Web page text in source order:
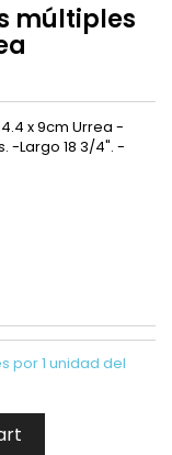
múltiples
x 9cm Urrea -
-Largo 18 3/4". -
por 1 unidad del